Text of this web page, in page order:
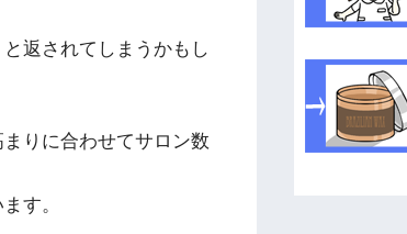
返されてしまうかもし
りに合わせてサロン数
す。